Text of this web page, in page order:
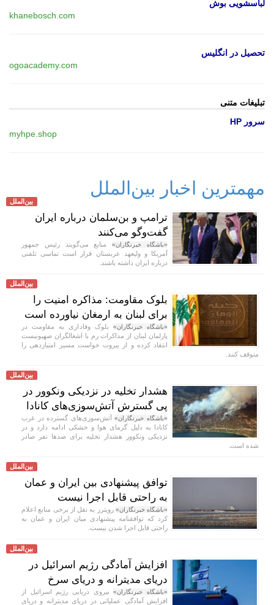
لباسشویی بوش
khanebosch.com
تحصیل در انگلیس
ogoacademy.com
تبلیغات متنی
سرور HP
myhpe.shop
مهمترین اخبار بین‌الملل
بین‌الملل
ترامپ و بن‌سلمان درباره ایران
گفت‌و‌گو می‌کنند
«باشگاه خبرنگاران»منابع می‌گویند رئیس جمهور
آمریکا و ولیعهد عربستان قرار است تماسی تلفنی
درباره ایران داشته باشند.
بین‌الملل
بلوک مقاومت: مذاکره امنیت را
برای لبنان به ارمغان نیاورده است
«باشگاه خبرنگاران» بلوک وفاداری به مقاومت در
پارلمان لبنان از مذاکرات رم با اشغالگران صهیونیست
انتقاد کرده و از بیروت خواست مسیر امتیازدهی را
متوقف کنند.
بین‌الملل
هشدار تخلیه در نزدیکی ونکوور در
پی گسترش آتش‌سوزی‌های کانادا
«باشگاه خبرنگاران»آتش‌سوزی‌های گسترده در غرب
کانادا به دلیل گرمای هوا و خشکی ادامه دارد و در
نزدیکی ونکوور هشدار تخلیه برای صد‌ها نفر صادر
شده است.
بین‌الملل
توافق پیشنهادی بین ایران و عمان
به راحتی قابل اجرا نیست
«باشگاه خبرنگاران» رویترز به نقل از برخی منابع اعلام
کرد که توافقنامه پیشنهادی میان ایران و عمان به
راحتی قابل اجرا شدن نیست.
بین‌الملل
افزایش آمادگی رژیم اسرائیل در
دریای مدیترانه و دریای سرخ
«باشگاه خبرنگاران»نیروی دریایی رژیم اسرائیل از
افزایش آمادگی عملیاتی در دریای مدیترانه و دریای